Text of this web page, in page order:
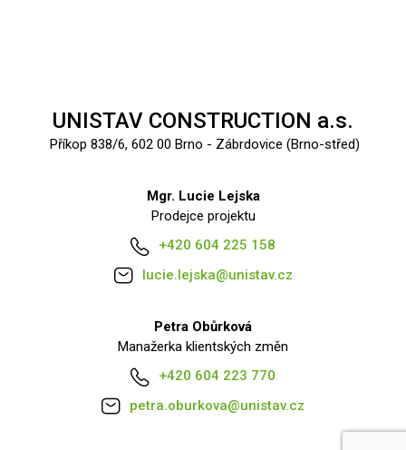
UNISTAV CONSTRUCTION a.s.
Příkop 838/6, 602 00 Brno - Zábrdovice (Brno-střed)
Mgr. Lucie Lejska
Prodejce projektu
+420 604 225 158
lucie.lejska@unistav.cz
Petra Obůrková
Manažerka klientských změn
+420 604 223 770
petra.oburkova@unistav.cz